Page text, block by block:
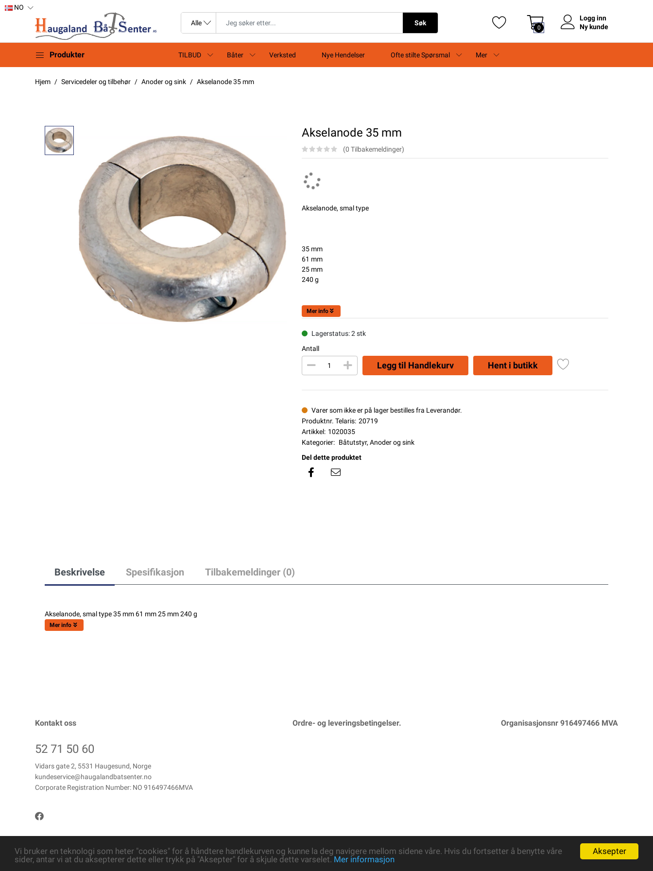
Aksepter
Vi bruker en teknologi som heter "cookies" for å håndtere handlekurven og kunne la deg navigere mellom sidene våre. Hvis du fortsetter å benytte våre
sider, antar vi at du aksepterer dette eller trykk på "Aksepter" for å skjule dette varselet. Mer informasjon
NO
Søk
0
Logg inn
Ny kunde
Produkter TILBUD Båter Verksted Nye Hendelser Ofte stilte Spørsmal Mer
Hjem Servicedeler og tilbehør Anoder og sink Akselanode 35 mm
Akselanode 35 mm
(0 Tilbakemeldinger)
Akselanode, smal type
35 mm
61 mm
25 mm
240 g
Mer info
Lagerstatus: 2 stk
Antall
Legg til Handlekurv Hent i butikk
Varer som ikke er på lager bestilles fra Leverandør.
Produktnr. Telaris: 20719
Artikkel: 1020035
Kategorier: Båtutstyr, Anoder og sink
Del dette produktet
Beskrivelse Spesifikasjon Tilbakemeldinger (0)
Akselanode, smal type 35 mm 61 mm 25 mm 240 g
Mer info
Kontakt oss
52 71 50 60
Vidars gate 2, 5531 Haugesund, Norge
kundeservice@haugalandbatsenter.no
Corporate Registration Number: NO 916497466MVA
Ordre- og leveringsbetingelser. Organisasjonsnr 916497466 MVA